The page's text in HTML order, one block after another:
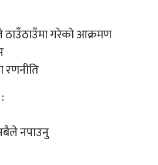
गरेको आक्रमण
रणनीति
नपाउनु